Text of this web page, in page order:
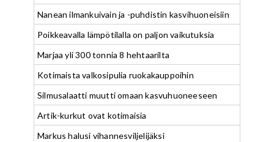
Nanean ilmankuivain ja -puhdistin kasvihuoneisiin
Poikkeavalla lämpötilalla on paljon vaikutuksia
Marjaa yli 300 tonnia 8 hehtaarilta
Kotimaista valkosipulia ruokakauppoihin
Silmusalaatti muutti omaan kasvuhuoneeseen
Artik-kurkut ovat kotimaisia
Markus halusi vihannesviljelijäksi